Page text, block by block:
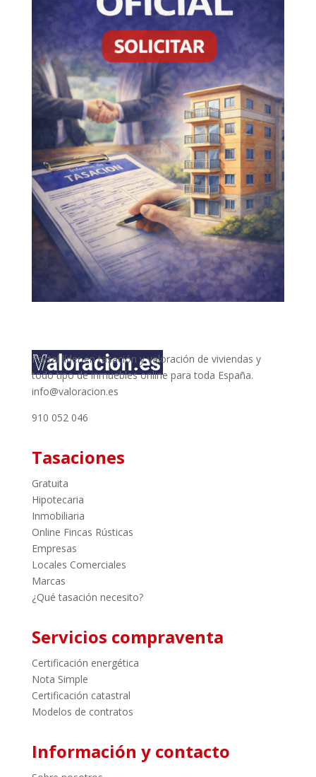
Portal líder en tasación y valoración de viviendas y
todo tipo de inmuebles online para toda España.
info@valoracion.es
910 052 046
Tasaciones
Gratuita
Hipotecaria
Inmobiliaria
Online Fincas Rústicas
Empresas
Locales Comerciales
Marcas
¿Qué tasación necesito?
Servicios compraventa
Certificación energética
Nota Simple
Certificación catastral
Modelos de contratos
Información y contacto